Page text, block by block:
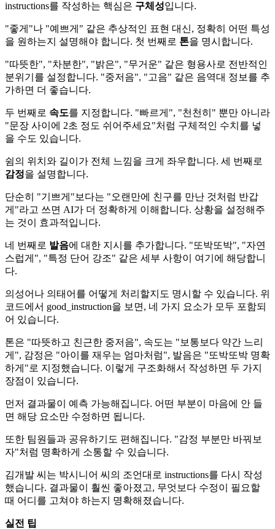
instructions를 작성하는 핵심은 구체성입니다.
"좋게"나 "예쁘게" 같은 추상적인 표현 대신, 정확히 어떤 특성
을 원하는지 설명해야 합니다. 첫 번째로 톤을 명시합니다.
"따뜻한", "차분한", "밝은", "무거운" 같은 형용사로 전반적인
분위기를 설정합니다. "중저음", "고음" 같은 음역대 정보를 추
가하면 더 좋습니다.
두 번째로 속도를 지정합니다. "빠르게", "천천히" 뿐만 아니라
"문장 사이에 2초 정도 쉬어주세요"처럼 구체적인 수치를 넣
을 수도 있습니다.
쉼의 위치와 길이가 전체 느낌을 크게 좌우합니다. 세 번째로
감정을 설명합니다.
단순히 "기쁘게"보다는 "오랜만에 친구를 만난 것처럼 반갑
게"라고 쓰면 AI가 더 정확하게 이해합니다. 상황을 설정해주
는 것이 효과적입니다.
네 번째로 발음에 대한 지시를 추가합니다. "또박또박", "자연
스럽게", "특정 단어 강조" 같은 세부 사항이 여기에 해당합니
다.
의성어나 의태어를 어떻게 처리할지도 명시할 수 있습니다. 위
코드에서 good_instruction을 보면, 네 가지 요소가 모두 포함되
어 있습니다.
톤은 "따뜻하고 친근한 중저음", 속도는 "보통보다 약간 느리
게", 감정은 "아이를 재우는 엄마처럼", 발음은 "또박또박 명확
하게"로 지정했습니다. 이렇게 구조화해서 작성하면 두 가지
장점이 있습니다.
먼저 결과물이 예측 가능해집니다. 어떤 부분이 마음에 안 들
면 해당 요소만 수정하면 됩니다.
또한 팀원들과 공유하기도 편해집니다. "감정 부분만 바꿔보
자"처럼 명확하게 소통할 수 있습니다.
김개발 씨는 박시니어 씨의 조언대로 instructions를 다시 작성
했습니다. 결과물이 훨씬 좋아졌고, 무엇보다 수정이 필요할
때 어디를 고쳐야 하는지 명확해졌습니다.
실전 팁